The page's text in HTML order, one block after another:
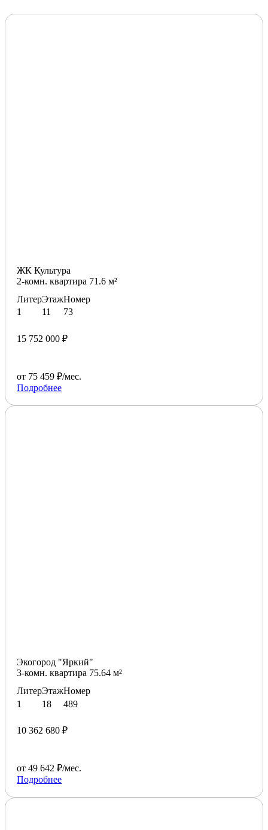
ЖК Культура
2-комн. квартира 71.6 м²
Литер
1
Этаж
11
Номер
73
15 752 000 ₽
от 75 459 ₽/мес.
Подробнее
Экогород "Яркий"
3-комн. квартира 75.64 м²
Литер
1
Этаж
18
Номер
489
10 362 680 ₽
от 49 642 ₽/мес.
Подробнее